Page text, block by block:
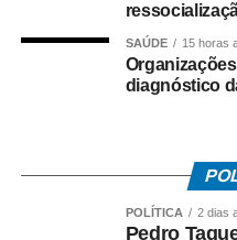
“A escola
reforço
se
nós todos
SAÚDE 15 horas
diagnóstico
POLÍTICA 2 dias
Pedro